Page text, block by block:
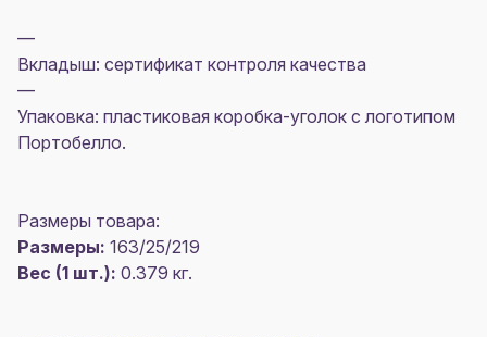
—
Вкладыш: сертификат контроля качества
—
Упаковка: пластиковая коробка-уголок с логотипом
Портобелло.
Размеры товара:
Размеры: 163/25/219
Вес (1 шт.): 0.379 кг.